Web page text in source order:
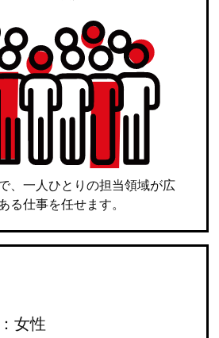
、一人ひとりの担当領域が広
る仕事を任せます。
女性